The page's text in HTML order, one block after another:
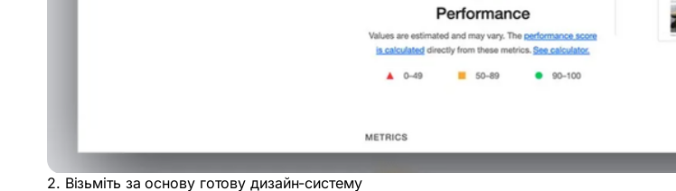
2. Візьміть за основу готову дизайн-систему